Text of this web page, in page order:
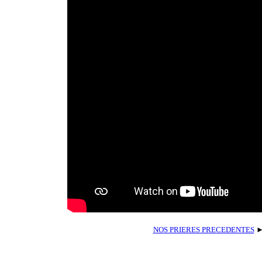
NOS PRIERES PRECEDENTES